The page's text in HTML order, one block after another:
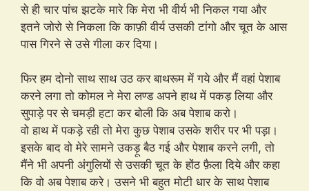
से ही चार पांच झटके मारे कि मेरा भी वीर्य भी निकल गया और
इतने जोरो से निकला कि काफ़ी वीर्य उसकी टांगो और चूत के आस
पास गिरने से उसे गीला कर दिया।
फिर हम दोनो साथ साथ उठ कर बाथरूम में गये और मैं वहां पेशाब
करने लगा तो कोमल ने मेरा लण्ड अपने हाथ में पकड़ लिया और
सुपाड़े पर से चमड़ी हटा कर बोली कि अब पेशाब करो।
वो हाथ में पकड़े रही तो मेरा कुछ पेशाब उसके शरीर पर भी पड़ा।
इसके बाद वो मेरे सामने उकड़ू बैठ गई और पेशाब करने लगी, तो
मैंने भी अपनी अंगुलियों से उसकी चूत के होंठ फ़ैला दिये और कहा
कि वो अब पेशाब करे। उसने भी बहुत मोटी धार के साथ पेशाब